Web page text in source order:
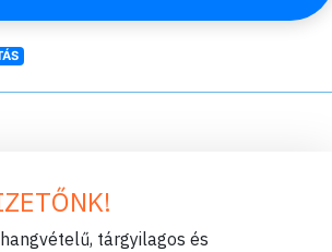
tárgyilagos és